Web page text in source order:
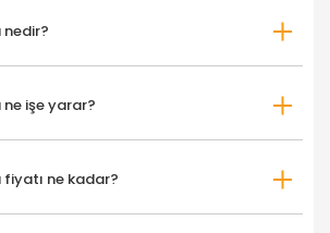
işe yarar?
ne kadar?